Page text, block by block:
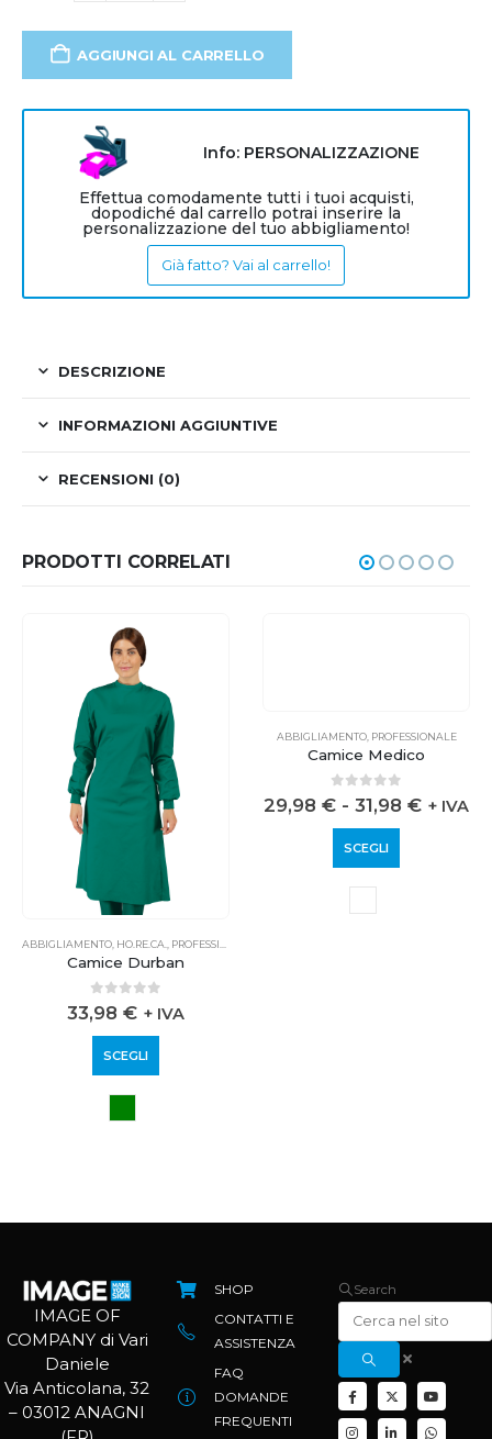
AGGIUNGI AL CARRELLO
Info: PERSONALIZZAZIONE
Effettua comodamente tutti i tuoi acquisti,
dopodiché dal carrello potrai inserire la
personalizzazione del tuo abbigliamento!
Già fatto? Vai al carrello!
DESCRIZIONE
INFORMAZIONI AGGIUNTIVE
RECENSIONI (0)
PRODOTTI CORRELATI
ABBIGLIAMENTO HO.RE.CA. PROFESSIONALE
Camice Durban
0out of 5
33,98 € + IVA
SCEGLI
ABBIGLIAMENTO, PROFESSIONALE
Camice Medico
0 out of 5
29,98 € - 31,98 € + IVA
SCEGLI
IMAGE OF
COMPANY di Vari
Daniele
Via Anticolana, 32
– 03012 ANAGNI
SHOP
CONTATTI E
ASSISTENZA
FAQ
DOMANDE
FREQUENTI
Search